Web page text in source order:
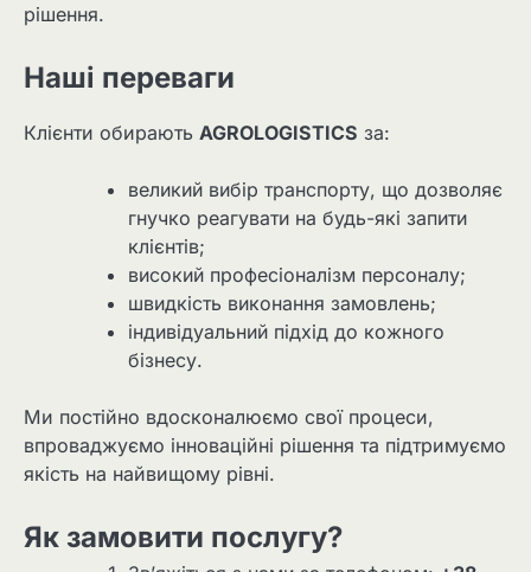
рішення.
Наші переваги
Клієнти обирають AGROLOGISTICS за:
великий вибір транспорту, що дозволяє
гнучко реагувати на будь-які запити
клієнтів;
високий професіоналізм персоналу;
швидкість виконання замовлень;
індивідуальний підхід до кожного
бізнесу.
Ми постійно вдосконалюємо свої процеси,
впроваджуємо інноваційні рішення та підтримуємо
якість на найвищому рівні.
Як замовити послугу?